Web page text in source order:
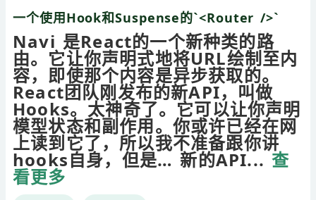
一个使用Hook和Suspense的`<Router />`
Navi 是React的一个新种类的路
由。它让你声明式地将URL绘制至内
容，即使那个内容是异步获取的。
React团队刚发布的新API，叫做
Hooks。太神奇了。它可以让你声明
模型状态和副作用。你或许已经在网
上读到它了，所以我不准备跟你讲
hooks自身，但是… 新的API...查
看更多